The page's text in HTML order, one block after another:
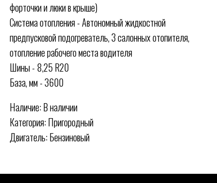
форточки и люки в крыше)
Система отопления - Автономный жидкостной
предпусковой подогреватель, 3 салонных отопителя,
отопление рабочего места водителя
Шины - 8,25 R20
База, мм - 3600
Наличие: В наличии
Категория: Пригородный
Двигатель: Бензиновый